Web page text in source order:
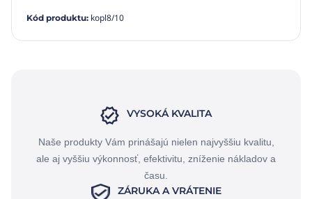
Kód produktu: kopl8/10
VYSOKÁ KVALITA
Naše produkty Vám prinášajú nielen najvyššiu kvalitu,
ale aj vyššiu výkonnosť, efektivitu, zníženie nákladov a
času.
ZÁRUKA A VRÁTENIE